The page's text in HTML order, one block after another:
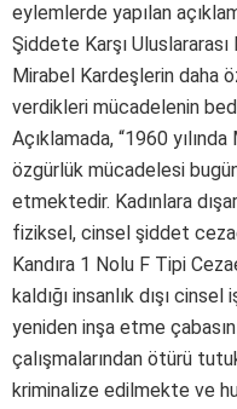
eylemlerde yapılan
Şiddete Karşı
Mirabel Kardeşlerin daha
verdikleri mücadelenin
Açıklamada, “1960
özgürlük mücadelesi
etmektedir. Kadınlara
fiziksel, cinsel şiddet
Kandıra 1 Nolu F Tipi
kaldığı insanlık dışı
yeniden inşa etme
çalışmalarından ötürü
kriminalize edilmekte ve